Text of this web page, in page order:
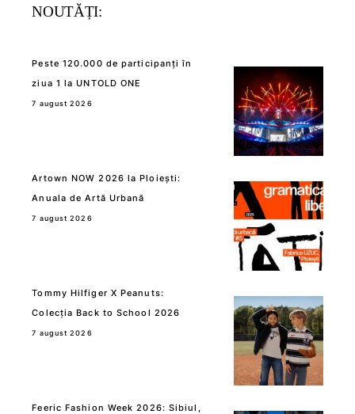
NOUTĂȚI:
Peste 120.000 de participanți în
ziua 1 la UNTOLD ONE
7 august 2026
Artown NOW 2026 la Ploiești:
Anuala de Artă Urbană
7 august 2026
Tommy Hilfiger X Peanuts:
Colecția Back to School 2026
7 august 2026
Feeric Fashion Week 2026: Sibiul,